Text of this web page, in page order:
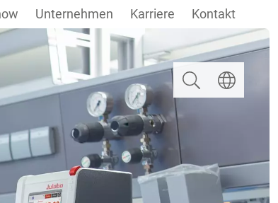
Unternehmen Karriere Kontakt
Suchen Sprache